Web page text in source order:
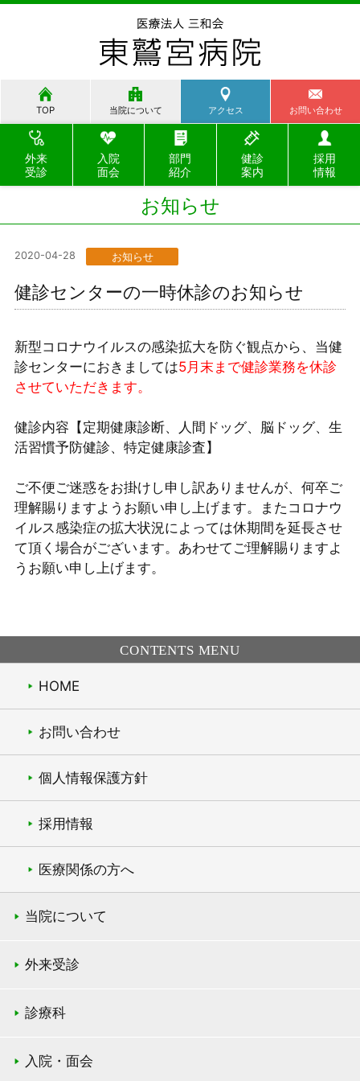
TOP 当院について アクセス お問い合わせ
外来
受診
入院
面会
部門
紹介
健診
案内
採用
情報
お知らせ
2020-04-28 お知らせ
健診センターの一時休診のお知らせ
新型コロナウイルスの感染拡大を防ぐ観点から、当健
診センターにおきましては5月末まで健診業務を休診
させていただきます。
健診内容【定期健康診断、人間ドッグ、脳ドッグ、生
活習慣予防健診、特定健康診査】
ご不便ご迷惑をお掛けし申し訳ありませんが、何卒ご
理解賜りますようお願い申し上げます。またコロナウ
イルス感染症の拡大状況によっては休期間を延長させ
て頂く場合がございます。あわせてご理解賜りますよ
うお願い申し上げます。
CONTENTS MENU
HOME
お問い合わせ
個人情報保護方針
採用情報
医療関係の方へ
当院について
外来受診
診療科
入院・面会